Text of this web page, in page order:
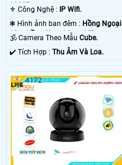
1080P .
⚜️ Công Nghệ : IP Wifi.
❃ Hình ảnh ban đêm : Hồng Ngoại
10m Hồng Ngoại Smart IR.
🕉️ Camera Theo Mẫu Cube.
️✔️ Tích Hợp : Thu Âm Và Loa.
4172